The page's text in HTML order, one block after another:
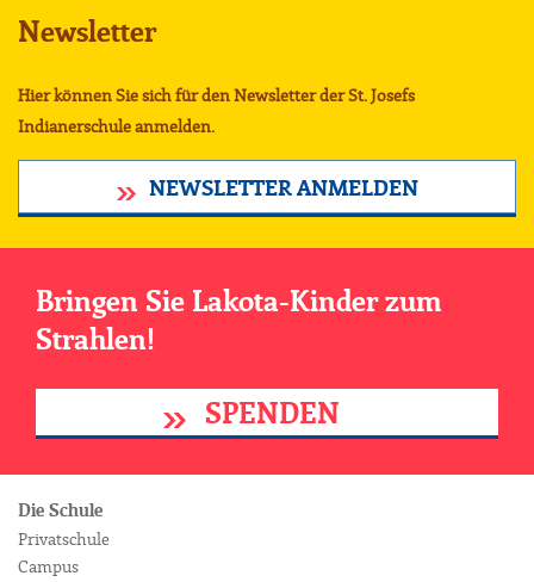
Newsletter
Hier können Sie sich für den Newsletter der St. Josefs
Indianerschule anmelden.
NEWSLETTER ANMELDEN
Bringen Sie Lakota-Kinder zum
Strahlen!
SPENDEN
Die Schule
Privatschule
Campus